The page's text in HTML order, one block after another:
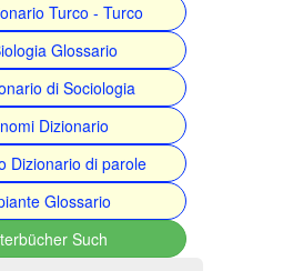
Turco - Turco
Glossario
di Sociologia
nomi Dizionario
Dizionario di parole
Glossario
Such